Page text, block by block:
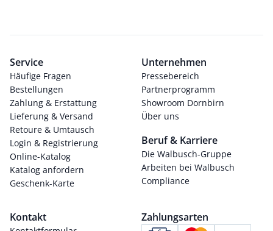
Service
Häufige Fragen
Bestellungen
Zahlung & Erstattung
Lieferung & Versand
Retoure & Umtausch
Login & Registrierung
Online-Katalog
Katalog anfordern
Geschenk-Karte
Unternehmen
Pressebereich
Partnerprogramm
Showroom Dornbirn
Über uns
Beruf & Karriere
Die Walbusch-Gruppe
Arbeiten bei Walbusch
Compliance
Kontakt Zahlungsarten